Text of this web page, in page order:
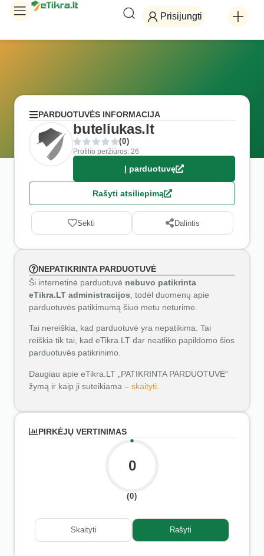
Prisijungti
PARDUOTUVĖS INFORMACIJA
buteliukas.lt
(0)
Profilio peržiūros: 26
Į parduotuvę
Rašyti atsiliepimą
Sekti Dalintis
NEPATIKRINTA PARDUOTUVĖ
Ši internetinė parduotuvė nebuvo patikrinta
eTikra.LT administracijos , todėl duomenų apie
parduotuvės patikimumą šiuo metu neturime.
Tai nereiškia, kad parduotuvė yra nepatikima. Tai
reiškia tik tai, kad eTikra.LT dar neatliko papildomo šios
parduotuvės patikrinimo.
Daugiau apie eTikra.LT „PATIKRINTA PARDUOTUVĖ“
žymą ir kaip ji suteikiama – skaityti
PIRKĖJŲ VERTINIMAS
0
(0)
Skaityti Rašyti